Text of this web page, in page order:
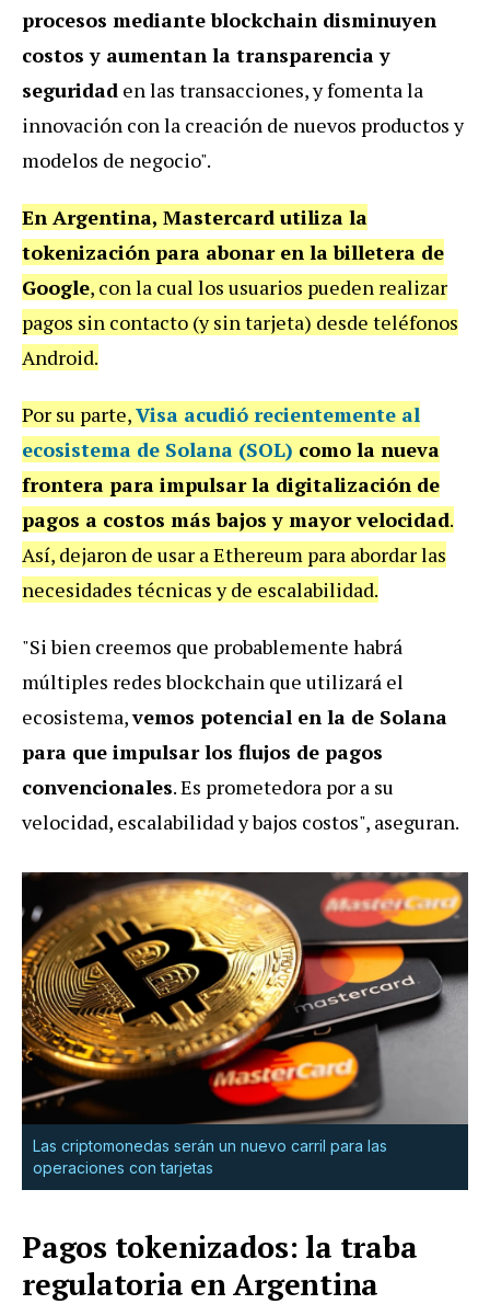
procesos mediante blockchain disminuyen
costos y aumentan la transparencia y
seguridad en las transacciones, y fomenta la
innovación con la creación de nuevos productos y
modelos de negocio".
En Argentina, Mastercard utiliza la
tokenización para abonar en la billetera de
Google, con la cual los usuarios pueden realizar
pagos sin contacto (y sin tarjeta) desde teléfonos
Android.
Por su parte,Visa acudió recientemente al
ecosistema de Solana (SOL) como la nueva
frontera para impulsar la digitalización de
pagos a costos más bajos y mayor velocidad.
Así, dejaron de usar a Ethereum para abordar las
necesidades técnicas y de escalabilidad.
"Si bien creemos que probablemente habrá
múltiples redes blockchain que utilizará el
ecosistema,vemos potencial en la de Solana
para que impulsar los flujos de pagos
convencionales. Es prometedora por a su
velocidad, escalabilidad y bajos costos", aseguran.
Las criptomonedas serán un nuevo carril para las
operaciones con tarjetas
Pagos tokenizados: la traba
regulatoria en Argentina